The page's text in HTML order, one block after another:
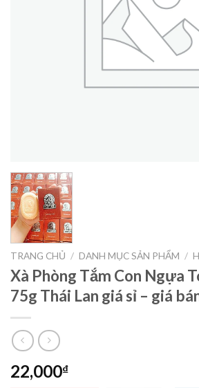
TRANG CHỦ / DANH MỤC SẢN PHẨM /
Xà Phòng Tắm Con Ngựa
75g Thái Lan giá sỉ – giá
22,000₫